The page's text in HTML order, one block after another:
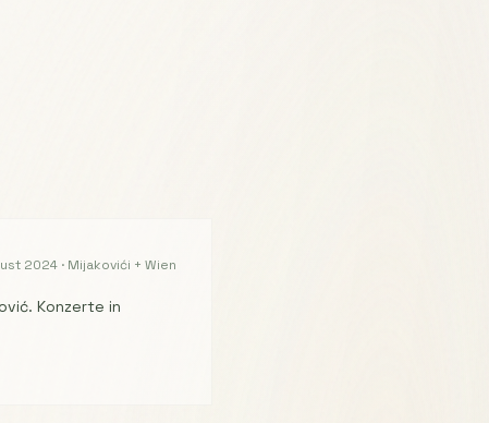
2024 · Mijakovići + Wien
Konzerte in